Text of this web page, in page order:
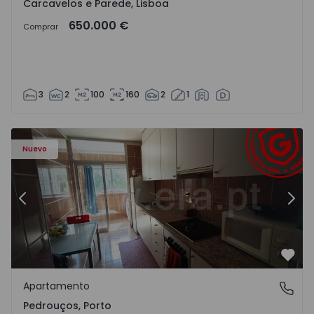
Carcavelos e Parede, Lisboa
Comprar 650.000 €
3 2 100 160 2 1
Nuevo
Apartamento T3 Maia, Pedrouços - 1575536 - 9
Anterior
Pedrouços, Porto
Apartamento
Pedrouços, Porto